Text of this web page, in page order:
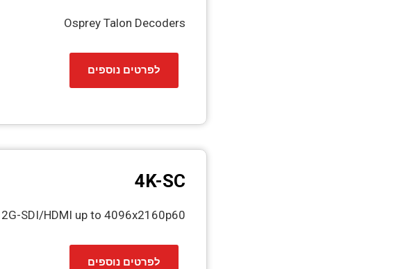
Osprey Talon Decoders
לפרטים נוספים
4K-SC
SDI/HDMI up to 4096x2160p60
לפרטים נוספים